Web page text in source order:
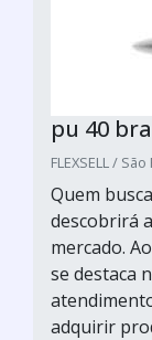
pu 40
FLEXSELL /
Quem
descobrirá
mercado.
se destaca
adquirir